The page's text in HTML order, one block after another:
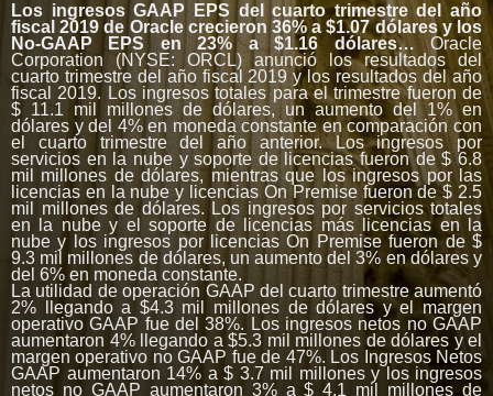
Los ingresos GAAP EPS del cuarto trimestre del año
fiscal 2019 de Oracle crecieron 36% a $1.07 dólares y los
No-GAAP EPS en 23% a $1.16 dólares…Oracle
Corporation (NYSE: ORCL) anunció los resultados del
cuarto trimestre del año fiscal 2019 y los resultados del año
fiscal 2019. Los ingresos totales para el trimestre fueron de
$ 11.1 mil millones de dólares, un aumento del 1% en
dólares y del 4% en moneda constante en comparación con
el cuarto trimestre del año anterior. Los ingresos por
servicios en la nube y soporte de licencias fueron de $ 6.8
mil millones de dólares, mientras que los ingresos por las
licencias en la nube y licencias On Premise fueron de $ 2.5
mil millones de dólares. Los ingresos por servicios totales
en la nube y el soporte de licencias más licencias en la
nube y los ingresos por licencias On Premise fueron de $
9.3 mil millones de dólares, un aumento del 3% en dólares y
del 6% en moneda constante.
La utilidad de operación GAAP del cuarto trimestre aumentó
2% llegando a $4.3 mil millones de dólares y el margen
operativo GAAP fue del 38%. Los ingresos netos no GAAP
aumentaron 4% llegando a $5.3 mil millones de dólares y el
margen operativo no GAAP fue de 47%. Los Ingresos Netos
GAAP aumentaron 14% a $ 3.7 mil millones y los ingresos
netos no GAAP aumentaron 3% a $ 4.1 mil millones de